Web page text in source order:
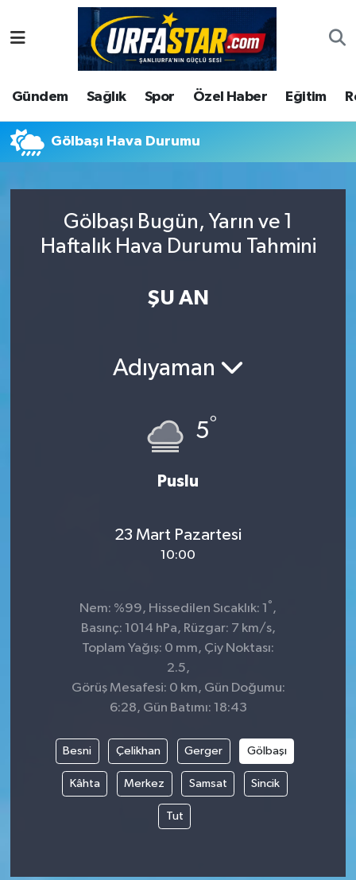
Gündem Sağlık Spor Özel Haber Eğitim
Gölbaşı Hava Durumu
Gölbaşı Bugün, Yarın ve 1
Haftalık Hava Durumu Tahmini
ŞU AN
Adıyaman
5°
Puslu
23 Mart Pazartesi
10:00
Nem: %99, Hissedilen Sıcaklık: 1 ° ,
Basınç: 1014 hPa, Rüzgar: 7 km/s,
Toplam Yağış: 0 mm, Çiy Noktası:
2.5,
Görüş Mesafesi: 0 km, Gün Doğumu:
6:28, Gün Batımı: 18:43
Besni Çelikhan Gerger Gölbaşı
Kâhta Merkez Samsat Sincik
Tut
ASAYİS
ÇEVRE
DUNYA
Ekonomi
Şanlıurfa Nöbetçi Eczaneler
Şanlıurfa Hava Durumu
Şanlıurfa Namaz Vakitleri
Süper Lig Puan Durumu ve Fikstür
Son Dakika Haberleri